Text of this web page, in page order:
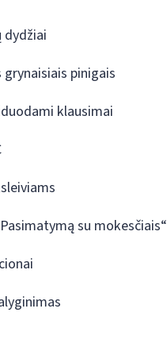
dydžiai
pinigais
klausimai
su mokesčiais“